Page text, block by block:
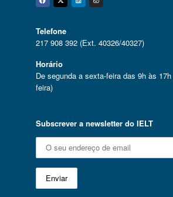
Facebook
Twitter
Linkedin
Instagram
Telefone
217 908 392 (Ext. 40326/40327)
Horário
De segunda a sexta-feira das 9h às
feira)
Subscrever a newsletter do IELT